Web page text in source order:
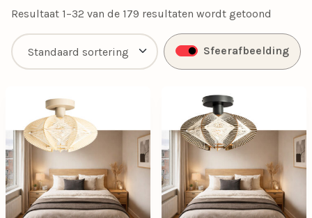
Resultaat 1–32 van de 179 resultaten wordt getoond
Sfeerafbeelding